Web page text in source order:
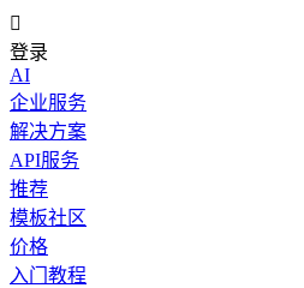

登录
AI
企业服务
解决方案
API服务
推荐
模板社区
价格
入门教程